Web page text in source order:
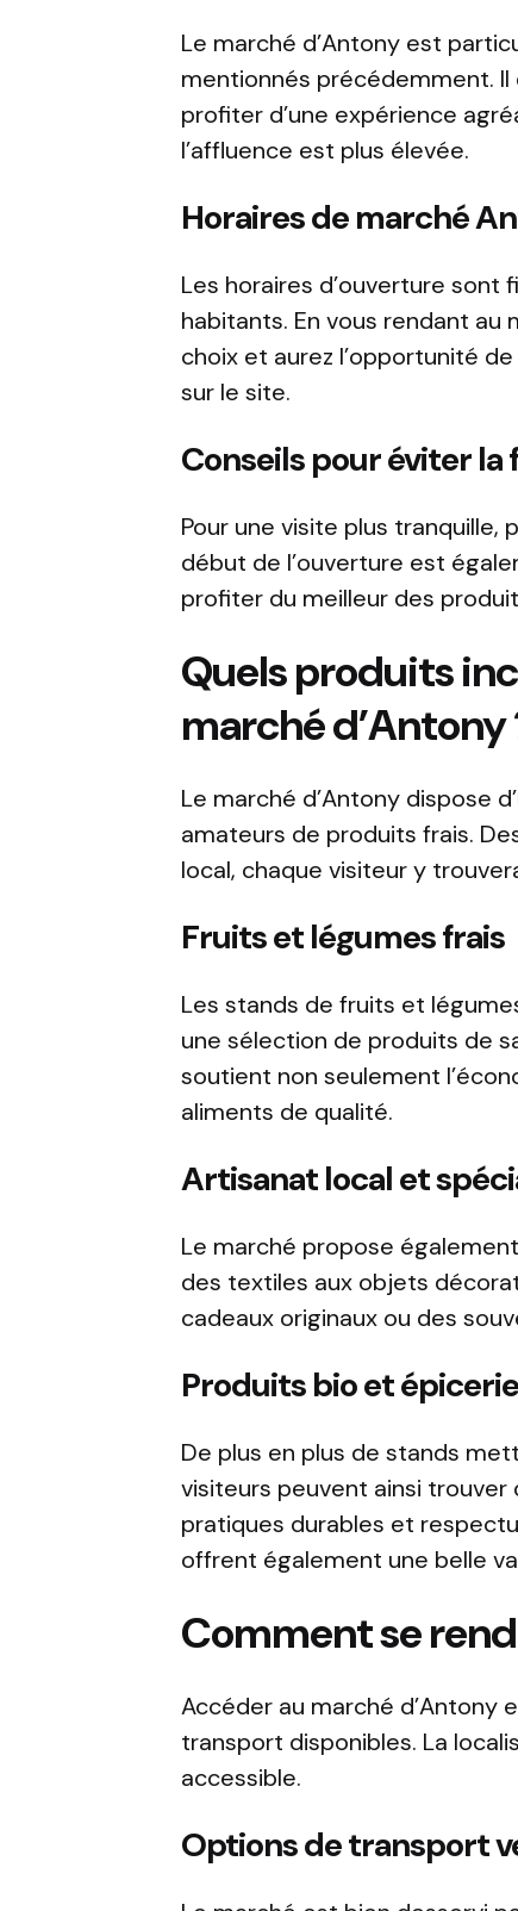
Le marché d’Antony est
mentionnés précédemment.
profiter d’une expérience
l’affluence est plus élevée.
Horaires de marché
Les horaires d’ouverture sont
habitants. En vous rendant au
choix et aurez l’opportunité
sur le site.
Conseils pour éviter la
Pour une visite plus tranquille,
début de l’ouverture est
profiter du meilleur des
Quels produits
marché d’Antony
Le marché d’Antony dispose
amateurs de produits frais.
local, chaque visiteur y
Fruits et légumes frais
Les stands de fruits et
une sélection de produits de
soutient non seulement
aliments de qualité.
Artisanat local et
Le marché propose
des textiles aux objets
cadeaux originaux ou des
Produits bio et épicerie
De plus en plus de stands
visiteurs peuvent ainsi
pratiques durables et
offrent également une belle
Comment se
Accéder au marché d’Antony
transport disponibles. La
accessible.
Options de transport